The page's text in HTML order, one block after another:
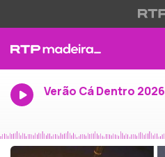
Verão Cá Dentro 2026